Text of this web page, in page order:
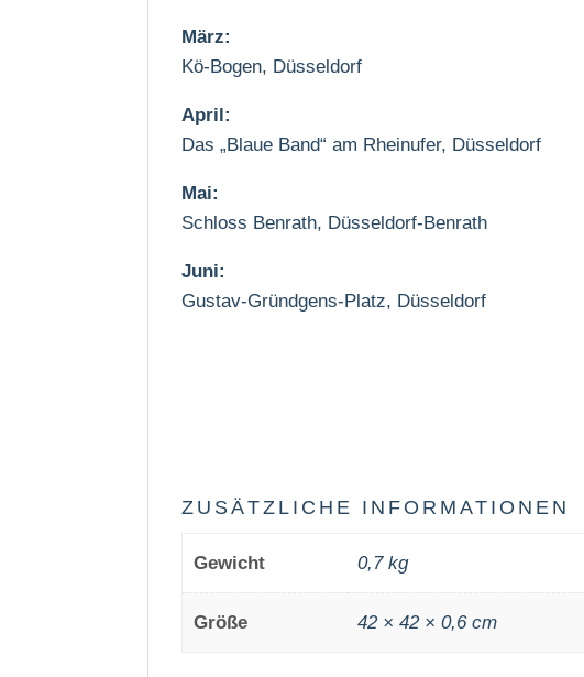
März:
Kö-Bogen, Düsseldorf
April:
Das „Blaue Band“ am Rheinufer, Düsseldorf
Mai:
Schloss Benrath, Düsseldorf-Benrath
Juni:
Gustav-Gründgens-Platz, Düsseldorf
ZUSÄTZLICHE INFORMATIONEN
Gewicht 0,7 kg
Größe 42 × 42 × 0,6 cm